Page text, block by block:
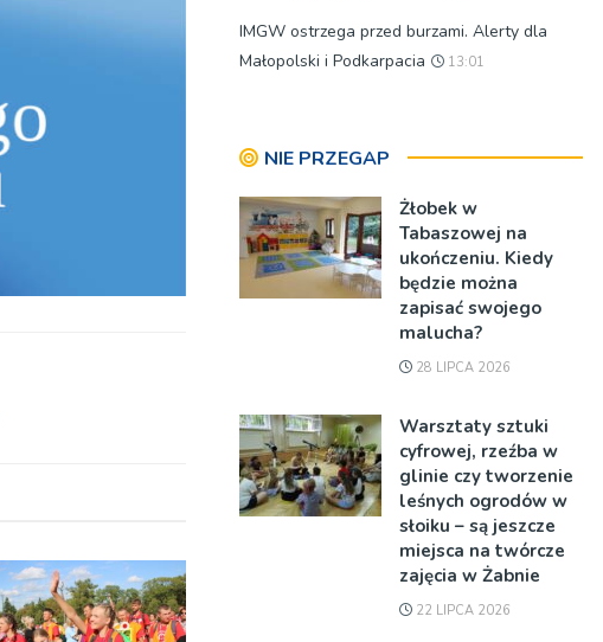
IMGW ostrzega przed burzami. Alerty dla
Małopolski i Podkarpacia
13:01
NIE PRZEGAP
Żłobek w
Tabaszowej na
ukończeniu. Kiedy
będzie można
zapisać swojego
malucha?
28 LIPCA 2026
Warsztaty sztuki
cyfrowej, rzeźba w
glinie czy tworzenie
leśnych ogrodów w
słoiku – są jeszcze
miejsca na twórcze
zajęcia w Żabnie
22 LIPCA 2026